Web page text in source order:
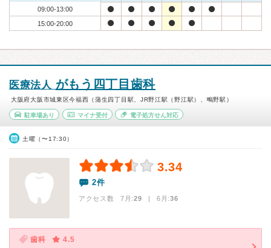
09:00-13:00
15:00-20:00
医療法人 がもう四丁目歯科
大阪府大阪市城東区今福西（蒲生四丁目駅、JR野江駅（野江駅）、鴫野駅）
駐車場あり マイナ受付 電子処方せん対応
土曜（〜17:30）
3.34
2件
アクセス数 7月:29 | 6月:36
歯科
4.5